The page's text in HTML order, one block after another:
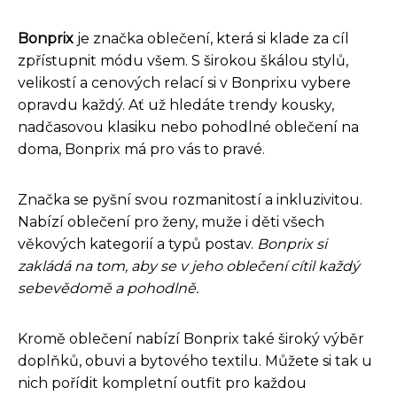
Bonprix je značka oblečení, která si klade za cíl
zpřístupnit módu všem. S širokou škálou stylů,
velikostí a cenových relací si v Bonprixu vybere
opravdu každý. Ať už hledáte trendy kousky,
nadčasovou klasiku nebo pohodlné oblečení na
doma, Bonprix má pro vás to pravé.
Značka se pyšní svou rozmanitostí a inkluzivitou.
Nabízí oblečení pro ženy, muže i děti všech
věkových kategorií a typů postav. Bonprix si
zakládá na tom, aby se v jeho oblečení cítil každý
sebevědomě a pohodlně.
Kromě oblečení nabízí Bonprix také široký výběr
doplňků, obuvi a bytového textilu. Můžete si tak u
nich pořídit kompletní outfit pro každou